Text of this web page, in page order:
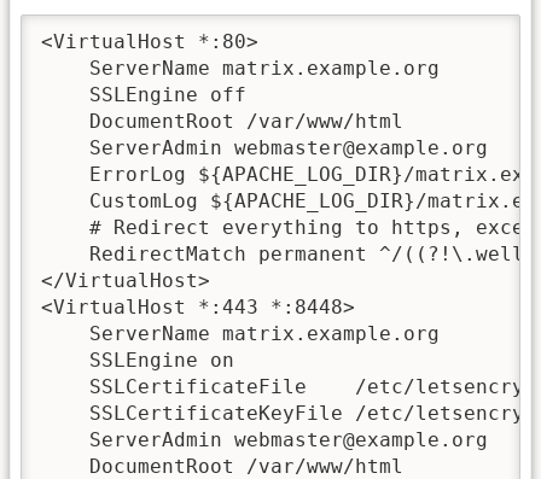
<VirtualHost *:80>
    ServerName matrix.example.org
    SSLEngine off
    DocumentRoot /var/www/html
    ServerAdmin webmaster@example.org
ErrorLog ${APACHE_LOG_DIR}/
CustomLog ${APACHE_LOG_DIR}/
# Redirect everything to https,
RedirectMatch permanent ^/
</VirtualHost>
<VirtualHost *:443 *:8448>
    ServerName matrix.example.org
    SSLEngine on
SSLCertificateFile    /etc/
SSLCertificateKeyFile /etc/
    ServerAdmin webmaster@example.org
    DocumentRoot /var/www/html